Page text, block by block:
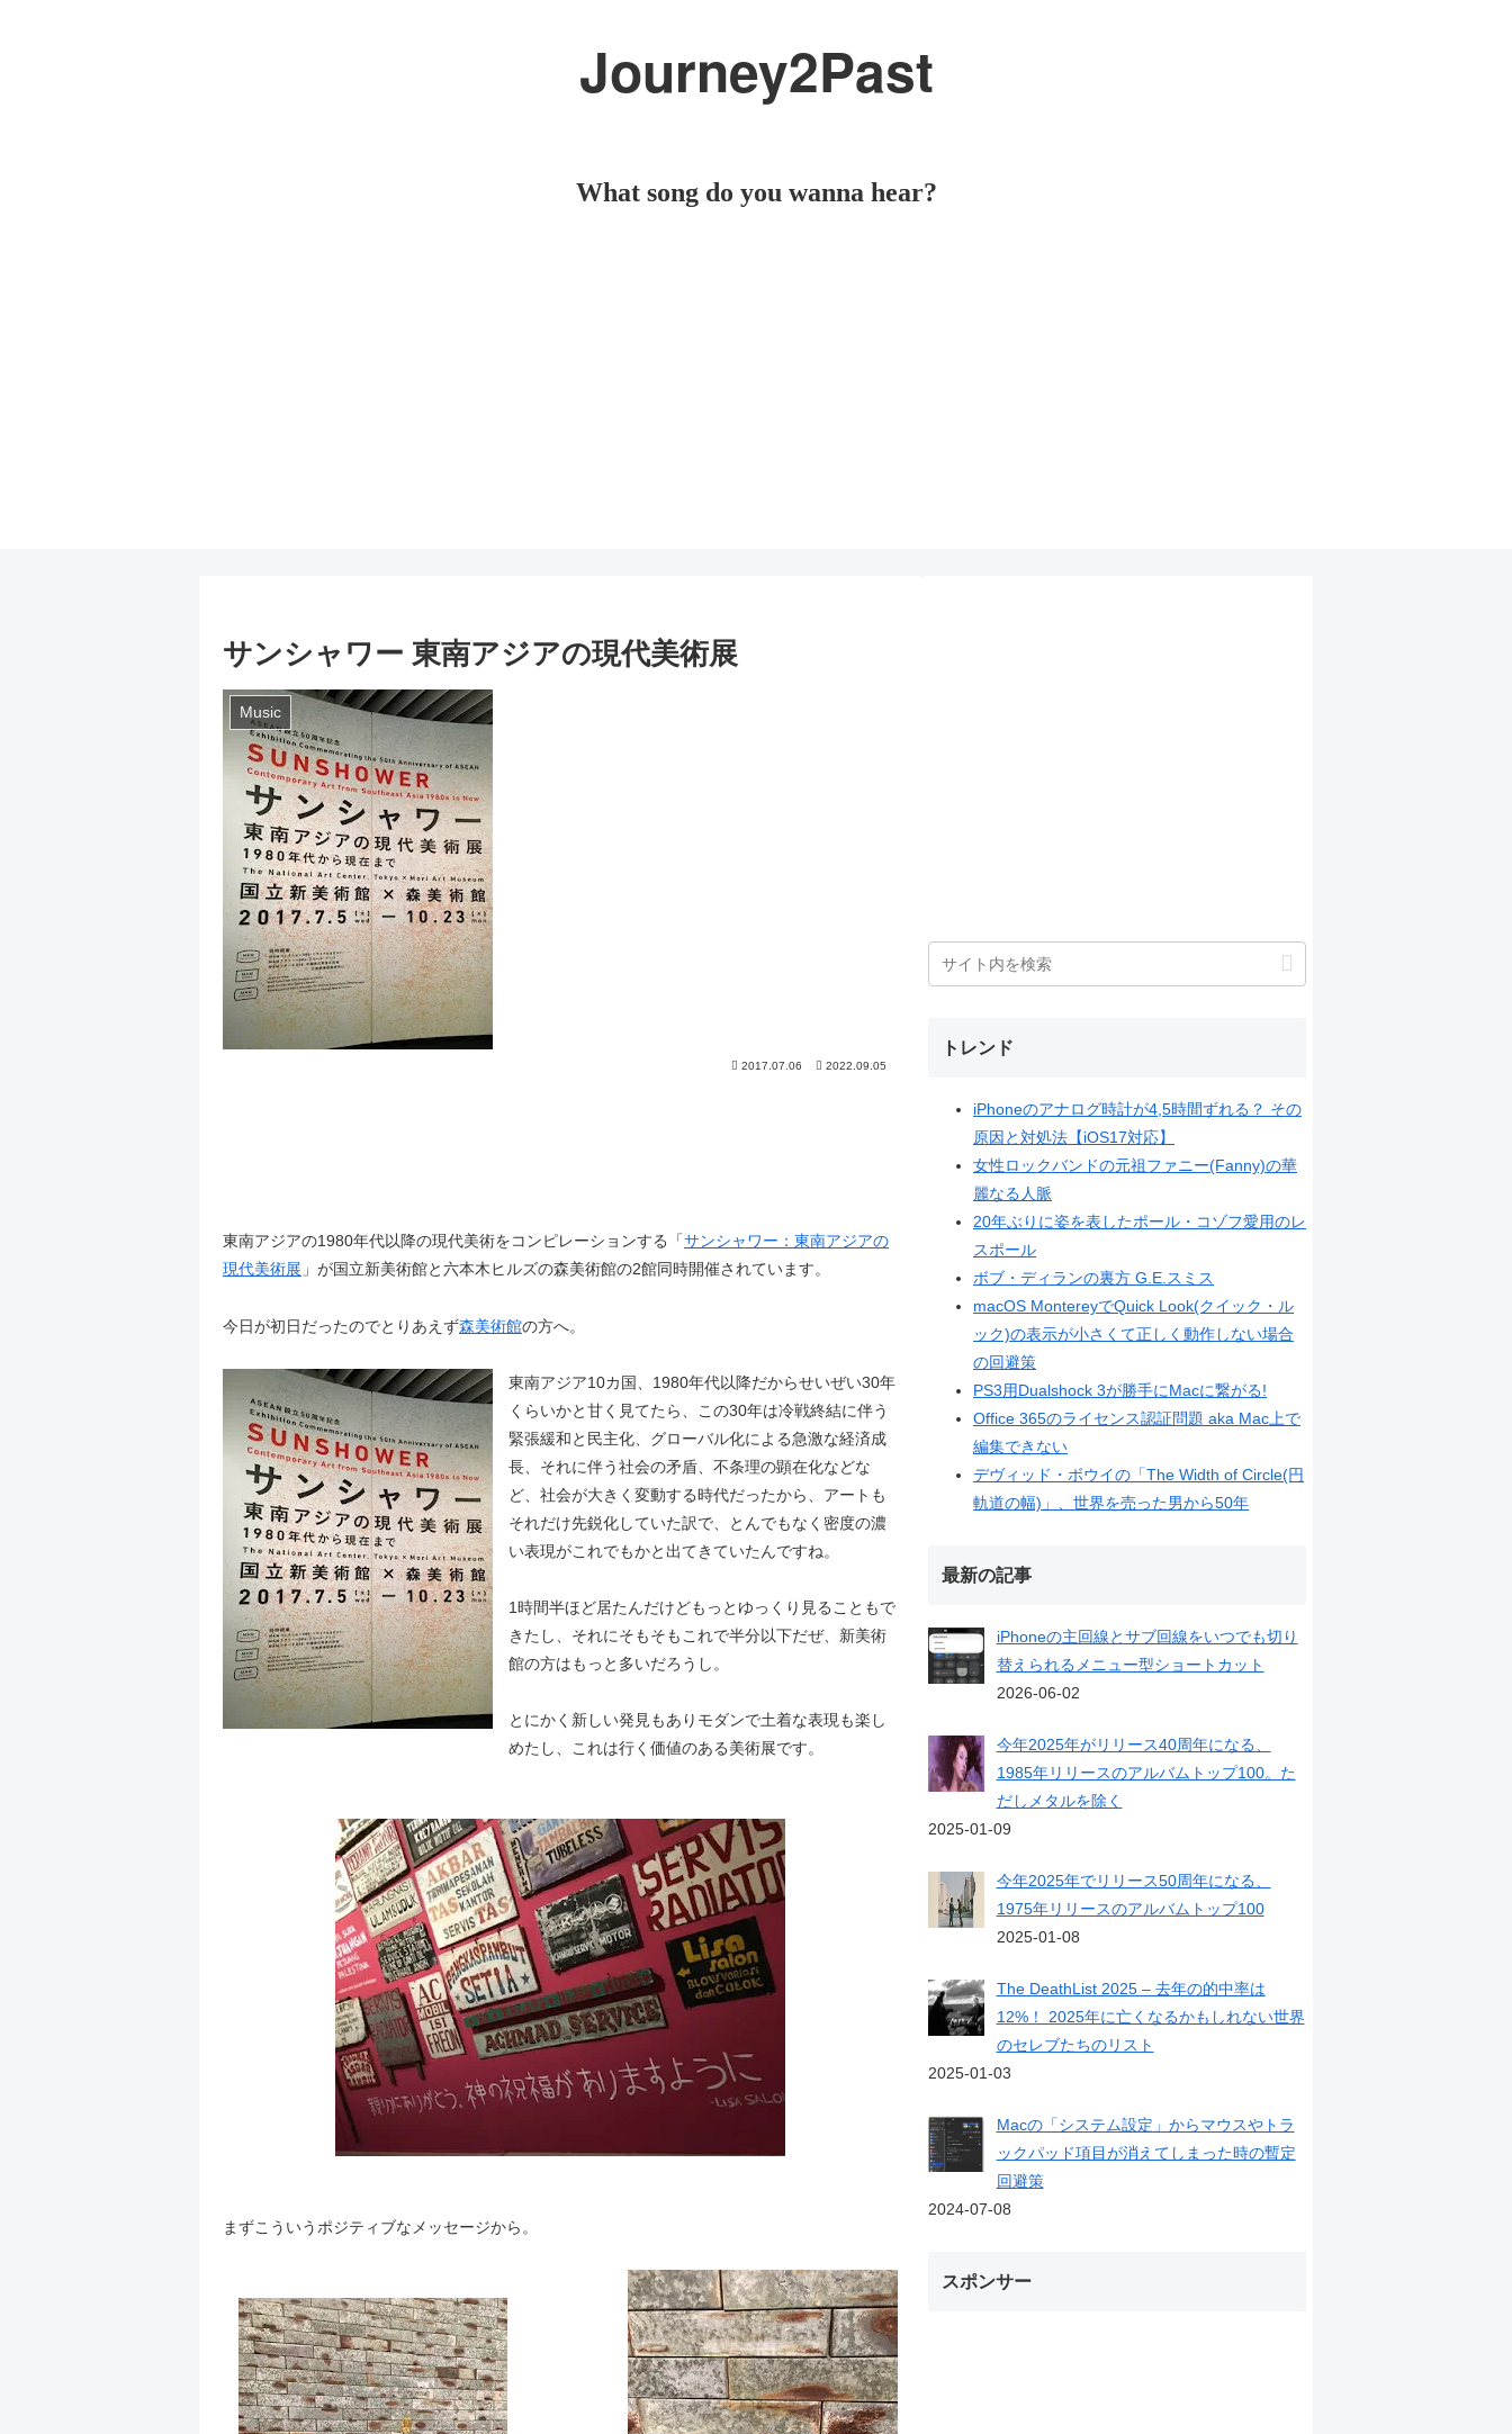
Journey2Past
What song do you wanna hear?
サンシャワー 東南アジアの現代美術展
Music
2017.07.06 2022.09.05
東南アジアの1980年代以降の現代美術をコンピレーションする「サンシャワー：東南アジアの
現代美術展 」が国立新美術館と六本木ヒルズの森美術館の2館同時開催されています。
今日が初日だったのでとりあえず森美術館の方へ。
東南アジア10カ国、1980年代以降だからせいぜい30年
くらいかと甘く見てたら、この30年は冷戦終結に伴う
緊張緩和と民主化、グローバル化による急激な経済成
長、それに伴う社会の矛盾、不条理の顕在化などな
ど、社会が大きく変動する時代だったから、アートも
それだけ先鋭化していた訳で、とんでもなく密度の濃
い表現がこれでもかと出てきていたんですね。
1時間半ほど居たんだけどもっとゆっくり見ることもで
きたし、それにそもそもこれで半分以下だぜ、新美術
館の方はもっと多いだろうし。
とにかく新しい発見もありモダンで土着な表現も楽し
めたし、これは行く価値のある美術展です。
まずこういうポジティブなメッセージから。
トレンド
iPhoneのアナログ時計が4,5時間ずれる？ その
原因と対処法【iOS17対応】
女性ロックバンドの元祖ファニー(Fanny)の華
麗なる人脈
20年ぶりに姿を表したポール・コゾフ愛用のレ
スポール
ボブ・ディランの裏方 G.E.スミス
macOS MontereyでQuick Look(クイック・ル
ック)の表示が小さくて正しく動作しない場合
の回避策
PS3用Dualshock 3が勝手にMacに繋がる!
Office 365のライセンス認証問題 aka Mac上で
編集できない
デヴィッド・ボウイの「The Width of Circle(円
軌道の幅)」、世界を売った男から50年
最新の記事
iPhoneの主回線とサブ回線をいつでも切り
替えられるメニュー型ショートカット
2026-06-02
今年2025年がリリース40周年になる、
1985年リリースのアルバムトップ100。た
だしメタルを除く
2025-01-09
今年2025年でリリース50周年になる、
1975年リリースのアルバムトップ100
2025-01-08
The DeathList 2025 – 去年の的中率は
12%！ 2025年に亡くなるかもしれない世界
のセレブたちのリスト
2025-01-03
Macの「システム設定」からマウスやトラ
ックパッド項目が消えてしまった時の暫定
回避策
2024-07-08
スポンサー